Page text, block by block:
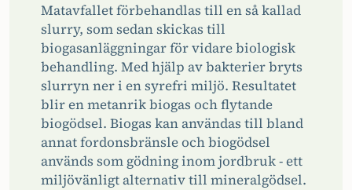
Matavfallet förbehandlas till en så kallad
slurry, som sedan skickas till
biogasanläggningar för vidare biologisk
behandling. Med hjälp av bakterier bryts
slurryn ner i en syrefri miljö. Resultatet
blir en metanrik biogas och flytande
biogödsel. Biogas kan användas till bland
annat fordonsbränsle och biogödsel
används som gödning inom jordbruk - ett
miljövänligt alternativ till mineralgödsel.